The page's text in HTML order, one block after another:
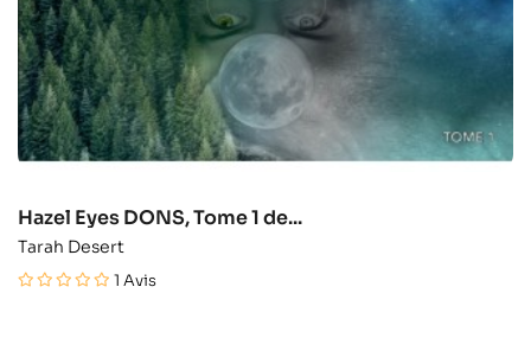
Hazel Eyes DONS, Tome 1 de...
Tarah Desert
1 Avis